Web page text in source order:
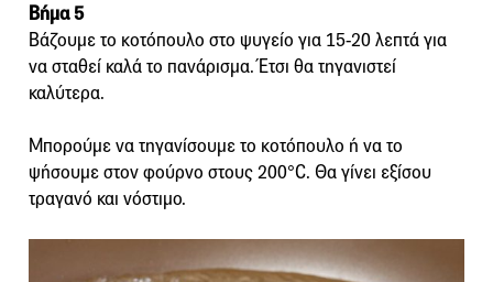
Βήμα 5
Βάζουμε το κοτόπουλο στο ψυγείο για 15-20 λεπτά για
να σταθεί καλά το πανάρισμα. Έτσι θα τηγανιστεί
καλύτερα.
Μπορούμε να τηγανίσουμε το κοτόπουλο ή να το
ψήσουμε στον φούρνο στους 200°C. Θα γίνει εξίσου
τραγανό και νόστιμο.